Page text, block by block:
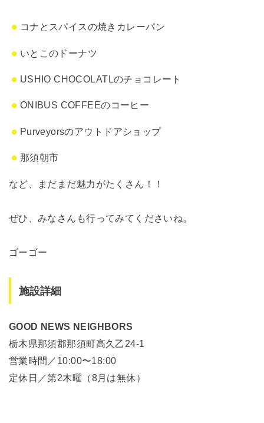
コナとスパイスの焼きカレーパン
いとこのドーナツ
USHIO CHOCOLATLのチョコレート
ONIBUS COFFEEのコーヒー
Purveyorsのアウトドアショップ
那須朝市
など、まだまだ魅力がたくさん！！
ぜひ、みなさんも行ってみてくださいね。
ゴーゴー
施設詳細
GOOD NEWS NEIGHBORS
栃木県那須郡那須町高久乙24-1
営業時間／10:00〜18:00
定休日／第2木曜（8月は無休）